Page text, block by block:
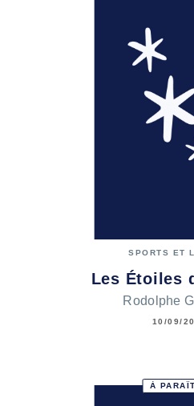
SPORTS ET
Les Étoiles
Rodolphe
10/09/
À